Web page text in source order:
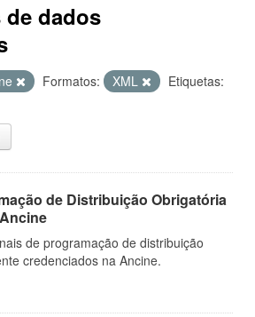
dados
Formatos: XML
Etiquetas:
de Distribuição Obrigatória
de programação de distribuição
credenciados na Ancine.